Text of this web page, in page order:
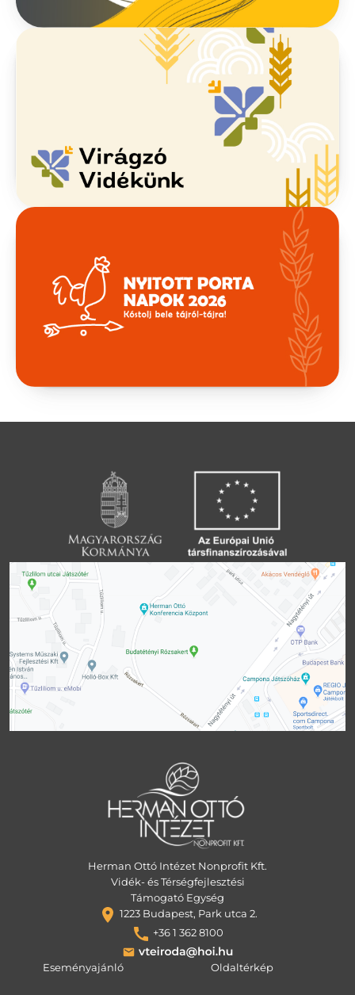
Herman Ottó Intézet Nonprofit Kft.
Vidék- és Térségfejlesztési
Támogató Egység
1223 Budapest, Park utca 2.
+36 1 362 8100
Eseményajánló Oldaltérkép